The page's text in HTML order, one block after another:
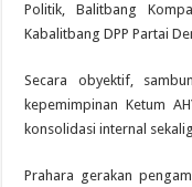
Politik, Balitbang
Kabalitbang DPP Partai
Secara obyektif,
kepemimpinan Ketum
konsolidasi internal
Prahara gerakan